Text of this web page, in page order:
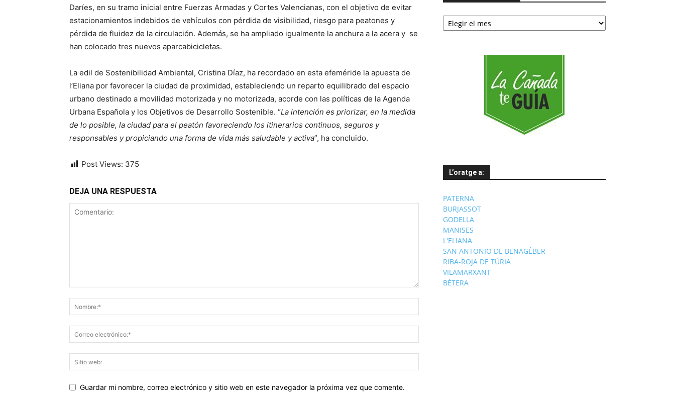
Daríes, en su tramo inicial entre Fuerzas Armadas y Cortes Valencianas, con el objetivo de evitar
estacionamientos indebidos de vehículos con pérdida de visibilidad, riesgo para peatones y
pérdida de fluidez de la circulación. Además, se ha ampliado igualmente la anchura a la acera y se
han colocado tres nuevos aparcabicicletas.
La edil de Sostenibilidad Ambiental, Cristina Díaz, ha recordado en esta efeméride la apuesta de
l’Eliana por favorecer la ciudad de proximidad, estableciendo un reparto equilibrado del espacio
urbano destinado a movilidad motorizada y no motorizada, acorde con las políticas de la Agenda
Urbana Española y los Objetivos de Desarrollo Sostenible. “La intención es priorizar, en la medida
de lo posible, la ciudad para el peatón favoreciendo los itinerarios continuos, seguros y
responsables y propiciando una forma de vida más saludable y activa”, ha concluido.
Post Views: 375
DEJA UNA RESPUESTA
Guardar mi nombre, correo electrónico y sitio web en este navegador la próxima vez que comente.
Notícies
per
L’oratge a:
PATERNA
BURJASSOT
GODELLA
MANISES
L'ELIANA
SAN ANTONIO DE BENAGÉBER
RIBA-ROJA DE TÚRIA
VILAMARXANT
BÉTERA